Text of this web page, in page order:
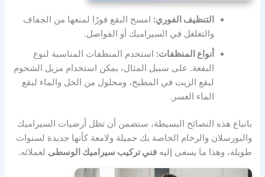
التنظيف الفوري: امسح البقع فورًا لمنعها من الجفاف
والتغلغل في السيراميك أو الفواصل.
أنواع المنظفات: استخدم المنظفات المناسبة لنوع
البقعة. على سبيل المثال، يمكن استخدام مزيل الشحوم
لبقع الزيت في المطبخ، ومحلول من الخل والماء لبقع
الماء العسر.
باتباع هذه النصائح البسيطة، ستضمن أن تظل أرضيات السيراميك
والبورسلان والرخام الخاصة بك جميلة ولامعة كأنها جديدة لسنوات
طويلة، وهذا ما يسعى إليهفني تركيب سيراميك الوسطى لعملائه.